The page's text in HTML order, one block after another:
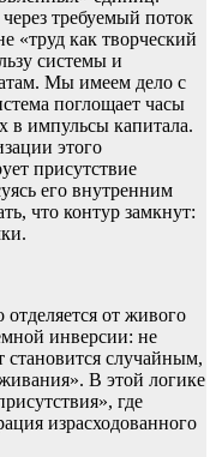
требуемый поток
«труд как творческий
системы и
Мы имеем дело с
поглощает часы
в импульсы капитала.
этого
присутствие
его внутренним
что контур замкнут:
отделяется от живого
инверсии: не
становится случайным,
В этой логике
где
израсходованного